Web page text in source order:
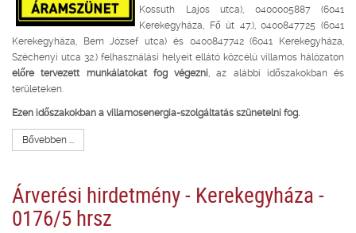
Kossuth Lajos utca), 0400005887 (6041
Kerekegyháza, Fő út 47.), 0400847725 (6041
Kerekegyháza, Bem József utca) és 0400847742 (6041 Kerekegyháza,
Széchenyi utca 32.) felhasználási helyeit ellátó közcélú villamos hálózaton
előre tervezett munkálatokat fog végezni , az alábbi időszakokban és
területeken.
Ezen időszakokban a villamosenergia-szolgáltatás szünetelni fog.
Bővebben ...
Árverési hirdetmény - Kerekegyháza -
0176/5 hrsz